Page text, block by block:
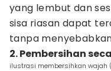
yang lembut dan
sisa riasan dapat
tanpa
2. Pembersihan
ilustrasi membersihkan wajah